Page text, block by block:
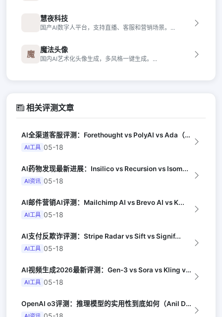
慧夜科技
国产AI数字人平台，支持直播、客服和营销场景。...
魔 魔法头像
国内AI艺术化头像生成，多风格一键生成。...
相关评测文章
AI全渠道客服评测：Forethought vs PolyAI vs Ada（G...
AI工具 05-18
AI药物发现最新进展：Insilico vs Recursion vs Isom...
AI资讯 05-18
AI邮件营销AI评测：Mailchimp AI vs Brevo AI vs K...
AI工具 05-18
AI支付反欺诈评测：Stripe Radar vs Sift vs Signif...
AI工具 05-18
AI视频生成2026最新评测：Gen-3 vs Sora vs Kling vs...
AI工具 05-18
OpenAI o3评测：推理模型的实用性到底如何（Anil Dash）